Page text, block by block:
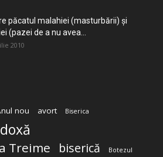
păcatul malahiei (masturbării) şi
(pazei de a nu avea...
2010
nou avort Biserica
Treime biserică Botezul